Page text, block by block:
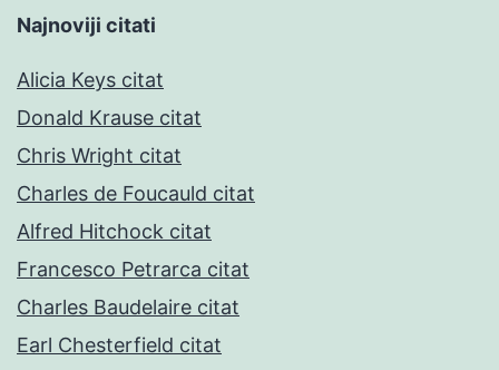
Najnoviji citati
Alicia Keys citat
Donald Krause citat
Chris Wright citat
Charles de Foucauld citat
Alfred Hitchock citat
Francesco Petrarca citat
Charles Baudelaire citat
Earl Chesterfield citat